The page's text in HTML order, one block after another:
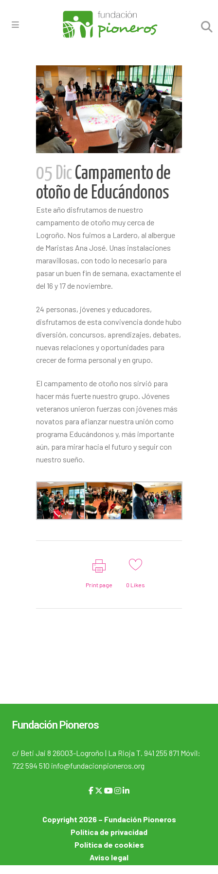
05 DicCampamento de
otoño de Educándonos
Este año disfrutamos de nuestro
campamento de otoño muy cerca de
Logroño. Nos fuimos a Lardero, al albergue
de Maristas Ana José. Unas instalaciones
maravillosas, con todo lo necesario para
pasar un buen fin de semana, exactamente el
del 16 y 17 de noviembre.
24 personas, jóvenes y educadores,
disfrutamos de esta convivencia donde hubo
diversión, concursos, aprendizajes, debates,
nuevas relaciones y oportunidades para
crecer de forma personal y en grupo.
El campamento de otoño nos sirvió para
hacer más fuerte nuestro grupo. Jóvenes
veteranos unieron fuerzas con jóvenes más
novatos para afianzar nuestra unión como
programa Educándonos y, más importante
aún, para mirar hacia el futuro y seguir con
nuestro sueño.
Print page 0 Likes
Fundación Pioneros
c/ Beti Jai 8 26003-Logroño | La Rioja T. 941 255 871 Móvil:
722 594 510 info@fundacionpioneros.org
Copyright 2026 – Fundación Pioneros
Política de privacidad
Política de cookies
Aviso legal